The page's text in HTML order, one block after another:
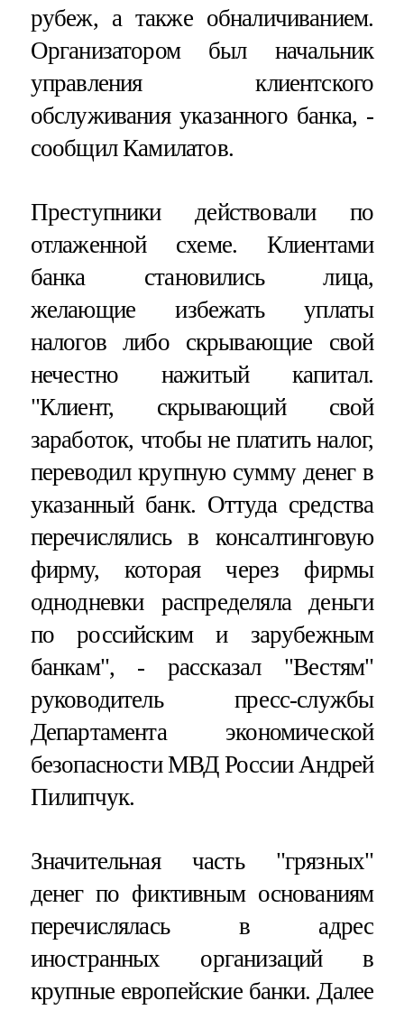
рубеж, а также обналичиванием.
Организатором был начальник
управления клиентского
обслуживания указанного банка, -
сообщил Камилатов.
Преступники действовали по
отлаженной схеме. Клиентами
банка становились лица,
желающие избежать уплаты
налогов либо скрывающие свой
нечестно нажитый капитал.
"Клиент, скрывающий свой
заработок, чтобы не платить налог,
переводил крупную сумму денег в
указанный банк. Оттуда средства
перечислялись в консалтинговую
фирму, которая через фирмы
однодневки распределяла деньги
по российским и зарубежным
банкам", - рассказал "Вестям"
руководитель пресс-службы
Департамента экономической
безопасности МВД России Андрей
Пилипчук.
Значительная часть "грязных"
денег по фиктивным основаниям
перечислялась в адрес
иностранных организаций в
крупные европейские банки. Далее